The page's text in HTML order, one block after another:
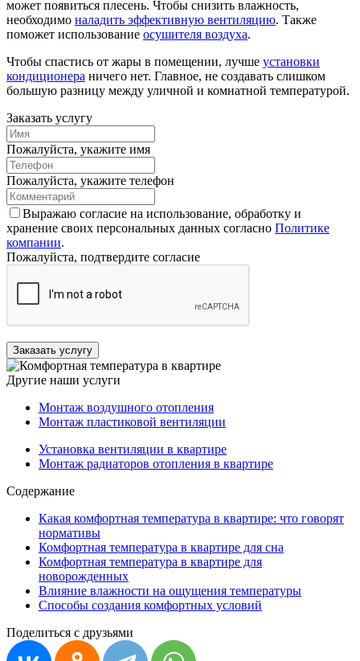
может появиться плесень. Чтобы снизить влажность,
необходимо наладить эффективную вентиляцию. Также
поможет использование осушителя воздуха.
Чтобы спастись от жары в помещении, лучше установки
кондиционера ничего нет. Главное, не создавать слишком
большую разницу между уличной и комнатной температурой.
Заказать услугу
Пожалуйста, укажите имя
Пожалуйста, укажите телефон
Выражаю согласие на использование, обработку и
хранение своих персональных данных согласно Политике
компании.
Пожалуйста, подтвердите согласие
Заказать услугу
Другие наши услуги
Монтаж воздушного отопления
Монтаж пластиковой вентиляции
Установка вентиляции в квартире
Монтаж радиаторов отопления в квартире
Содержание
Какая комфортная температура в квартире: что говорят
нормативы
Комфортная температура в квартире для сна
Комфортная температура в квартире для
новорожденных
Влияние влажности на ощущения температуры
Способы создания комфортных условий
Поделиться с друзьями